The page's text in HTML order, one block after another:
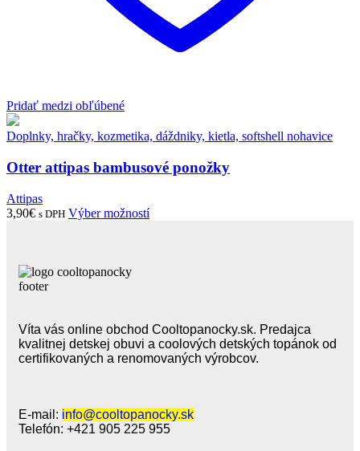
Pridať medzi obľúbené
Doplnky, hračky, kozmetika, dáždniky, kietla, softshell nohavice
Otter attipas bambusové ponožky
Attipas
3,90€ s DPH Výber možností
Víta vás online obchod Cooltopanocky.sk. Predajca
kvalitnej detskej obuvi a coolových detských topánok od
certifikovaných a renomovaných výrobcov.
E-mail: info@cooltopanocky.sk
Telefón: +421 905 225 955